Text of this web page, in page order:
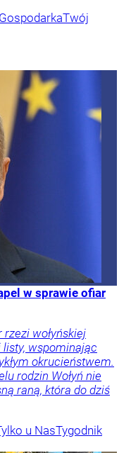
GospodarkaTwój
w sprawie ofiar
wołyńskiej
wspominając
okrucieństwem.
rodzin Wołyń nie
raną, która do dziś
u NasTygodnik